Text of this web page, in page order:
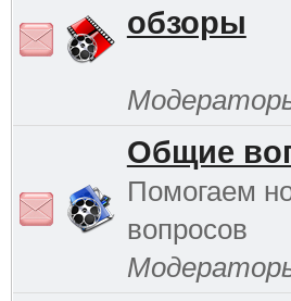
обзоры
Общие
Помогаем
вопросов